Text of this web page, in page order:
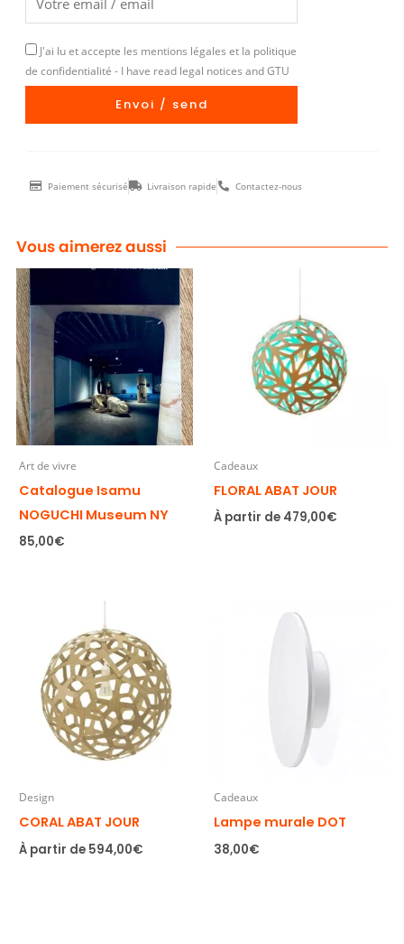
J'ai lu et accepte les mentions légales et la politique
de confidentialité - I have read legal notices and GTU
Envoi / send
Paiement sécurisé Livraison rapide Contactez-nous
Vous aimerez aussi
Art de vivre
Catalogue Isamu
NOGUCHI Museum NY
85,00€
Cadeaux
FLORAL ABAT JOUR
À partir de 479,00€
Design
CORAL ABAT JOUR
À partir de 594,00€
Cadeaux
Lampe murale DOT
38,00€